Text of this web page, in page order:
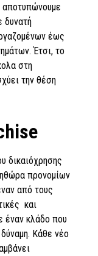
αποτυπώνουµε
δυνατή
έως
Έτσι, το
στη
την θέση
δικαιόχρησης
προνομίων
από τους
και
έναν κλάδο που
Κάθε νέο